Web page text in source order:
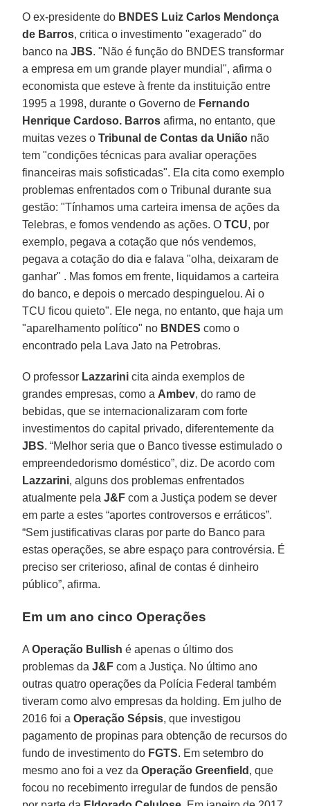
O ex-presidente do BNDES Luiz Carlos Mendonça
de Barros, critica o investimento "exagerado" do
banco naJBS. "Não é função do BNDES transformar
a empresa em um grande player mundial", afirma o
economista que esteve à frente da instituição entre
1995 a 1998, durante o Governo de Fernando
Henrique Cardoso. Barros afirma, no entanto, que
muitas vezes o Tribunal de Contas da União não
tem "condições técnicas para avaliar operações
financeiras mais sofisticadas". Ela cita como exemplo
problemas enfrentados com o Tribunal durante sua
gestão: "Tínhamos uma carteira imensa de ações da
Telebras, e fomos vendendo as ações. OTCU, por
exemplo, pegava a cotação que nós vendemos,
pegava a cotação do dia e falava "olha, deixaram de
ganhar" . Mas fomos em frente, liquidamos a carteira
do banco, e depois o mercado despinguelou. Ai o
TCU ficou quieto". Ele nega, no entanto, que haja um
"aparelhamento político" no BNDES como o
encontrado pela Lava Jato na Petrobras.
O professor Lazzarini cita ainda exemplos de
grandes empresas, como a Ambev, do ramo de
bebidas, que se internacionalizaram com forte
investimentos do capital privado, diferentemente da
JBS. “Melhor seria que o Banco tivesse estimulado o
empreendedorismo doméstico”, diz. De acordo com
Lazzarini, alguns dos problemas enfrentados
atualmente pelaJ&F com a Justiça podem se dever
em parte a estes “aportes controversos e erráticos”.
“Sem justificativas claras por parte do Banco para
estas operações, se abre espaço para controvérsia. É
preciso ser criterioso, afinal de contas é dinheiro
público”, afirma.
Em um ano cinco Operações
AOperação Bullish é apenas o último dos
problemas da J&F com a Justiça. No último ano
outras quatro operações da Polícia Federal também
tiveram como alvo empresas da holding. Em julho de
2016 foi aOperação Sépsis, que investigou
pagamento de propinas para obtenção de recursos do
fundo de investimento do FGTS. Em setembro do
mesmo ano foi a vez daOperação Greenfield , que
focou no recebimento irregular de fundos de pensão